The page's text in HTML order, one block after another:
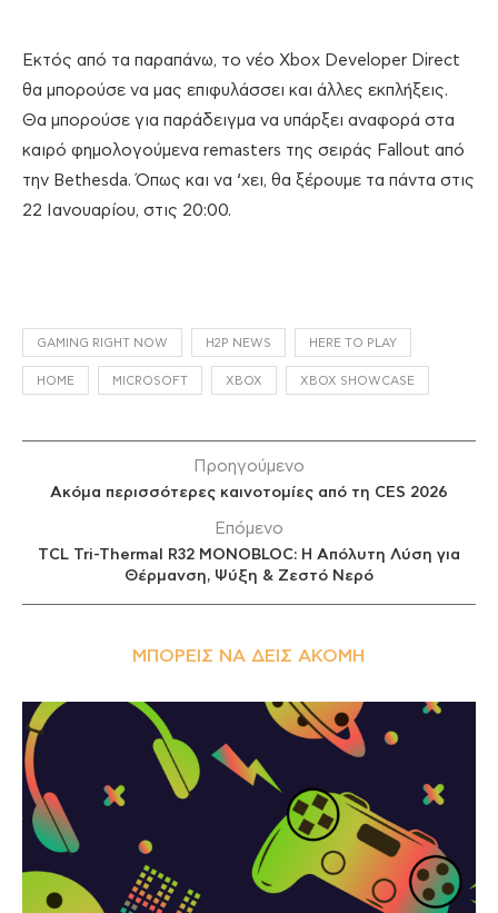
Εκτός από τα παραπάνω, το νέο Xbox Developer Direct
θα μπορούσε να μας επιφυλάσσει και άλλες εκπλήξεις.
Θα μπορούσε για παράδειγμα να υπάρξει αναφορά στα
καιρό φημολογούμενα remasters της σειράς Fallout από
την Bethesda. Όπως και να ‘χει, θα ξέρουμε τα πάντα στις
22 Ιανουαρίου, στις 20:00.
GAMING RIGHT NOW H2P NEWS HERE TO PLAY
HOME MICROSOFT XBOX XBOX SHOWCASE
Προηγούμενο
Ακόμα περισσότερες καινοτομίες από τη CES 2026
Επόμενο
TCL Tri-Thermal R32 MONOBLOC: Η Απόλυτη Λύση για
Θέρμανση, Ψύξη & Ζεστό Νερό
ΜΠΟΡΕΊΣ ΝΑ ΔΕΙΣ ΑΚΌΜΗ